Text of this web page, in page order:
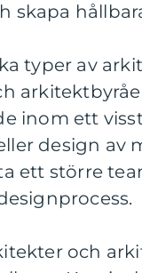
skapa
typer av
inom ett
design av
ett större
och